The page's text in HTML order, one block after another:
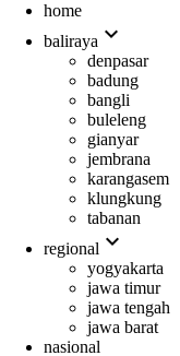
home
baliraya expand_more
denpasar
badung
bangli
buleleng
gianyar
jembrana
karangasem
klungkung
tabanan
regional expand_more
yogyakarta
jawa timur
jawa tengah
jawa barat
nasional